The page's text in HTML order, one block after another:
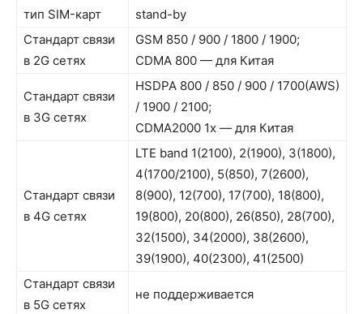
тип SIM-карт
stand-by
Стандарт связи
в 2G сетях
GSM 850 / 900 / 1800 / 1900;
CDMA 800 — для Китая
Стандарт связи
в 3G сетях
HSDPA 800 / 850 / 900 / 1700(AWS)
/ 1900 / 2100;
CDMA2000 1x — для Китая
Стандарт связи
в 4G сетях
LTE band 1(2100), 2(1900), 3(1800),
4(1700/2100), 5(850), 7(2600),
8(900), 12(700), 17(700), 18(800),
19(800), 20(800), 26(850), 28(700),
32(1500), 34(2000), 38(2600),
39(1900), 40(2300), 41(2500)
Стандарт связи
в 5G сетях
не поддерживается